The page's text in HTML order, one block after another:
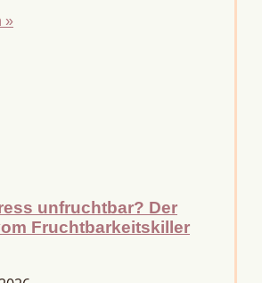
»
unfruchtbar? Der
Fruchtbarkeitskiller